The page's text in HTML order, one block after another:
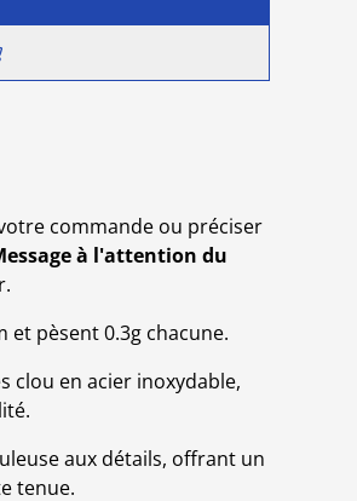
commande ou préciser
à l'attention du
et pèsent 0.3g chacune.
clou en acier inoxydable,
aux détails, offrant un
tenue.